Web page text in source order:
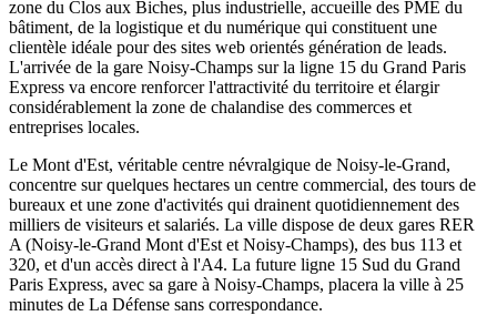
zone du Clos aux Biches, plus industrielle, accueille des PME du
bâtiment, de la logistique et du numérique qui constituent une
clientèle idéale pour des sites web orientés génération de leads.
L'arrivée de la gare Noisy-Champs sur la ligne 15 du Grand Paris
Express va encore renforcer l'attractivité du territoire et élargir
considérablement la zone de chalandise des commerces et
entreprises locales.
Le Mont d'Est, véritable centre névralgique de Noisy-le-Grand,
concentre sur quelques hectares un centre commercial, des tours de
bureaux et une zone d'activités qui drainent quotidiennement des
milliers de visiteurs et salariés. La ville dispose de deux gares RER
A (Noisy-le-Grand Mont d'Est et Noisy-Champs), des bus 113 et
320, et d'un accès direct à l'A4. La future ligne 15 Sud du Grand
Paris Express, avec sa gare à Noisy-Champs, placera la ville à 25
minutes de La Défense sans correspondance.